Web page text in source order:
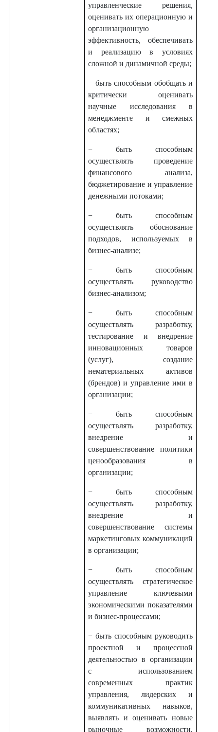
управленческие решения,
оценивать их операционную и
организационную
эффективность, обеспечивать
и реализацию в условиях
сложной и динамичной среды;
− быть способным обобщать и
критически оценивать
научные исследования в
менеджменте и смежных
областях;
− быть способным
осуществлять проведение
финансового анализа,
бюджетирование и управление
денежными потоками;
− быть способным
осуществлять обоснование
подходов, используемых в
бизнес-анализе;
− быть способным
осуществлять руководство
бизнес-анализом;
− быть способным
осуществлять разработку,
тестирование и внедрение
инновационных товаров
(услуг), создание
нематериальных активов
(брендов) и управление ими в
организации;
− быть способным
осуществлять разработку,
внедрение и
совершенствование политики
ценообразования в
организации;
− быть способным
осуществлять разработку,
внедрение и
совершенствование системы
маркетинговых коммуникаций
в организации;
− быть способным
осуществлять стратегическое
управление ключевыми
экономическими показателями
и бизнес-процессами;
− быть способным руководить
проектной и процессной
деятельностью в организации
с использованием
современных практик
управления, лидерских и
коммуникативных навыков,
выявлять и оценивать новые
рыночные возможности,